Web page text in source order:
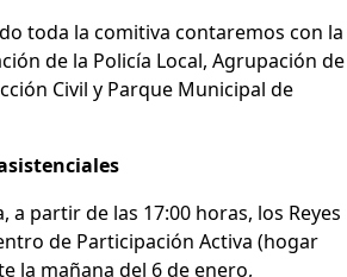
toda la comitiva contaremos con la
de la Policía Local, Agrupación de
Civil y Parque Municipal de
a partir de las 17:00 horas, los Reyes
de Participación Activa (hogar
la mañana del 6 de enero,